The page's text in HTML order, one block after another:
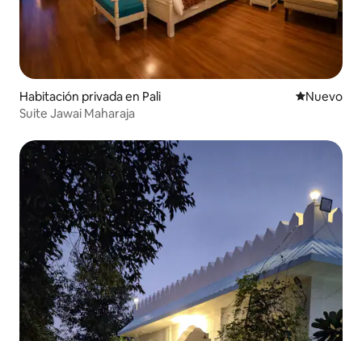
Habitación privada en Pali Nuevo
Nuevo
Suite Jawai Maharaja